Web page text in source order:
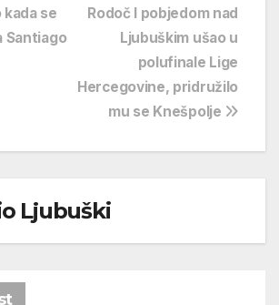
Rodoč I pobjedom nad
Ljubuškim ušao u
polufinale Lige
Hercegovine, pridružilo
mu se Knešpolje
kada se
Santiago
Ljubuški